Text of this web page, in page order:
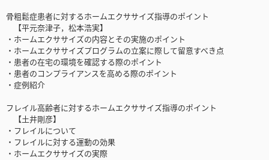
骨粗鬆症患者に対するホームエクササイズ指導のポイント
【平元奈津子，松本浩実】
・ホームエクササイズの内容とその実施のポイント
・ホームエクササイズプログラムの立案に際して留意すべき点
・患者の在宅の環境を確認する際のポイント
・患者のコンプライアンスを高める際のポイント
・症例紹介
フレイル高齢者に対するホームエクササイズ指導のポイント
【土井剛彦】
・フレイルについて
・フレイルに対する運動の効果
・ホームエクササイズの実際